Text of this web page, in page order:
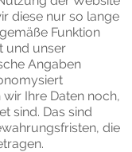
diese nur so lange
Funktion
und unser
Angaben
Ihre Daten noch,
sind. Das sind
die